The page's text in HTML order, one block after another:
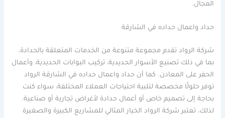
المجال.
حداد واعمال حداده في الشارقة
شركة الرواد تقدم مجموعة متنوعة من الخدمات المتعلقة بالحدادة،
بما في ذلك تصنيع الأسوار الحديدية، تركيب البوابات الحديدية، وأعمال
الحفر على المعادن. كما أن حداد واعمال حداده في الشارقة الرواد
توفر حلولًا مخصصة لتلبية احتياجات العملاء المختلفة، سواء كنت
بحاجة إلى تصميم خاص أو أعمال حدادة لأغراض تجارية أو صناعية.
لذلك، تعتبر شركة الرواد الخيار المثالي للمشاريع الكبيرة والصغيرة